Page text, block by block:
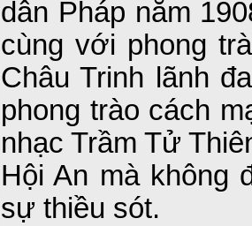
dân Pháp năm
cùng với phong
Châu Trinh lãnh
phong trào cách
nhạc Trầm Tử
Hội An mà không
sự thiều sót.